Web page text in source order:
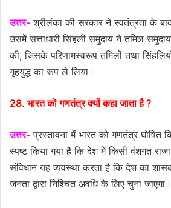
उत्तर- श्रीलंका की सरकार ने स्वतंत्रता के
उसमें सत्ताधारी सिंहली समुदाय ने तमिल
की, जिसके परिणामस्वरूप तमिलों तथा
गृहयुद्ध का रूप ले लिया।
28. भारत को गणतंत्र क्यों कहा जाता है ?
उत्तर- प्रस्तावना में भारत को गणतंत्र घोषित
स्पष्ट किया गया है कि देश में किसी वंशगत
संविधान यह व्यवस्था करता है कि देश का शासक
जनता द्वारा निश्चित अवधि के लिए चुना जाएगा।